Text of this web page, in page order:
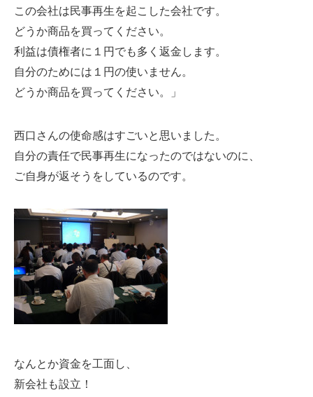
この会社は民事再生を起こした会社です。
どうか商品を買ってください。
利益は債権者に１円でも多く返金します。
自分のためには１円の使いません。
どうか商品を買ってください。」
西口さんの使命感はすごいと思いました。
自分の責任で民事再生になったのではないのに、
ご自身が返そうをしているのです。
なんとか資金を工面し、
新会社も設立！